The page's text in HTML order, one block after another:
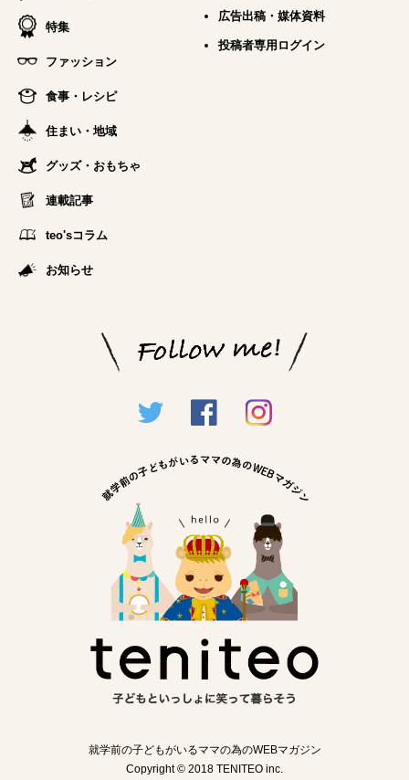
特集
ファッション
食事・レシピ
住まい・地域
グッズ・おもちゃ
連載記事
teo'sコラム
お知らせ
広告出稿・媒体資料
投稿者専用ログイン
就学前の子どもがいるママの為のWEBマガジン
Copyright © 2018 TENITEO inc.